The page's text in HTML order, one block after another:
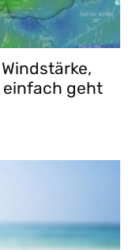
einfach geht